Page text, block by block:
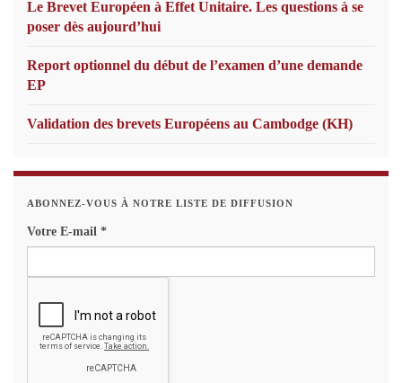
Le Brevet Européen à Effet Unitaire. Les questions à se
poser dès aujourd’hui
Report optionnel du début de l’examen d’une demande
EP
Validation des brevets Européens au Cambodge (KH)
ABONNEZ-VOUS À NOTRE LISTE DE DIFFUSION
Votre E-mail *